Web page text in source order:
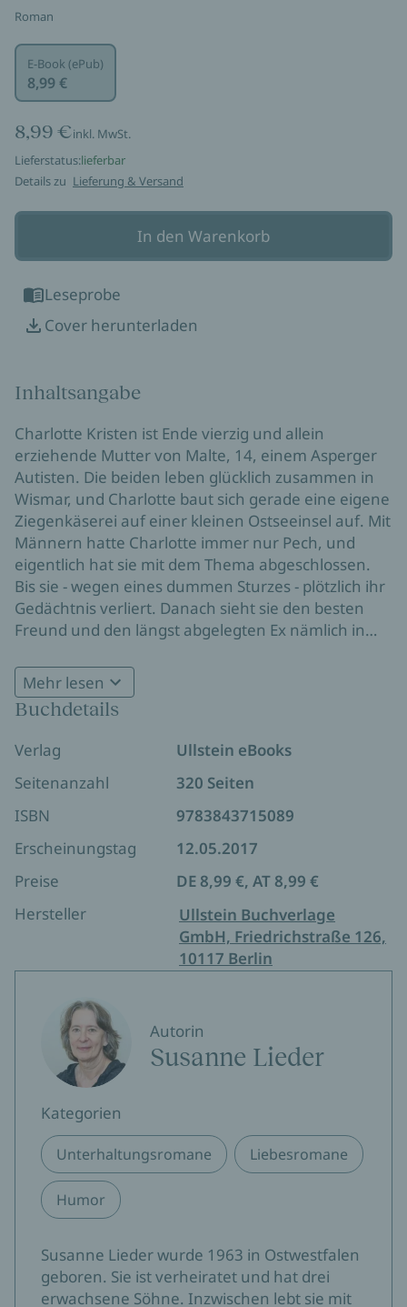
Roman
E-Book (ePub)
8,99 €
8,99 €inkl. MwSt.
Lieferstatus:lieferbar
Details zu Lieferung & Versand
In den Warenkorb
Leseprobe
Cover herunterladen
Inhaltsangabe
Charlotte Kristen ist Ende vierzig und allein
erziehende Mutter von Malte, 14, einem Asperger
Autisten. Die beiden leben glücklich zusammen in
Wismar, und Charlotte baut sich gerade eine eigene
Ziegenkäserei auf einer kleinen Ostseeinsel auf. Mit
Männern hatte Charlotte immer nur Pech, und
eigentlich hat sie mit dem Thema abgeschlossen.
Bis sie - wegen eines dummen Sturzes - plötzlich ihr
Gedächtnis verliert. Danach sieht sie den besten
Freund und den längst abgelegten Ex nämlich in
entweder ganz schnell an alles erinnern - oder eine
längst fällige Entscheidung treffen.
Mehr lesen
Buchdetails
Verlag
Ullstein eBooks
Seitenanzahl
320 Seiten
ISBN
9783843715089
Erscheinungstag
12.05.2017
Preise
DE 8,99 €, AT 8,99 €
Hersteller
Ullstein Buchverlage
GmbH, Friedrichstraße 126,
10117 Berlin
Autorin
Susanne Lieder
Kategorien
Unterhaltungsromane Liebesromane
Humor
Susanne Lieder wurde 1963 in Ostwestfalen
geboren. Sie ist verheiratet und hat drei
erwachsene Söhne. Inzwischen lebt sie mit